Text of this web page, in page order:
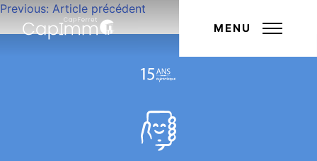
MENU
Navigation
de
Previous: Article précédent